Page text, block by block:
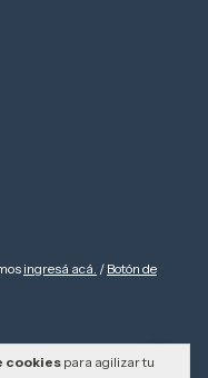
cookies para agilizar tu
ingresá acá. / Botón de
Todos los derechos